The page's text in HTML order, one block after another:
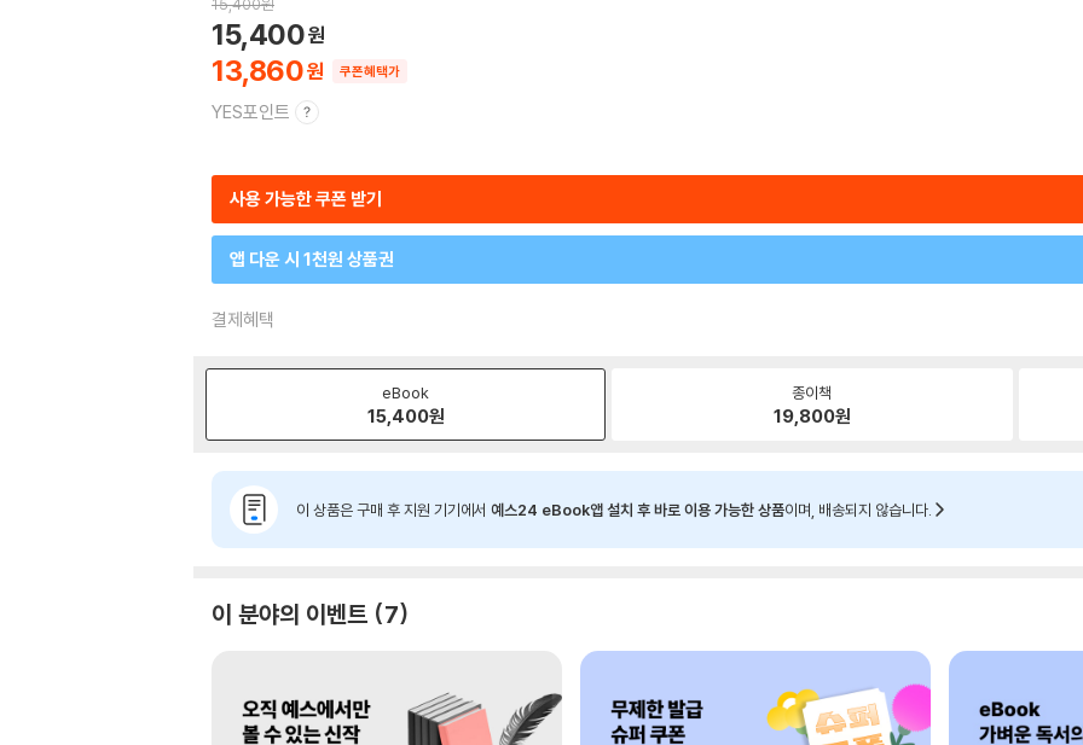
13,860
15,400
쿠폰혜택가
YES포인트
사용 가능한 쿠폰 받기
앱 다운 시 1천원 상품권
결제혜택
eBook
15,400원
종이책
19,800원
이 상품은 구매 후 지원 기기에서 예스24 eBook앱 설치 후 바로 이용 가능한 상품이며, 배송되지 않습니다.
이 분야의 이벤트 7